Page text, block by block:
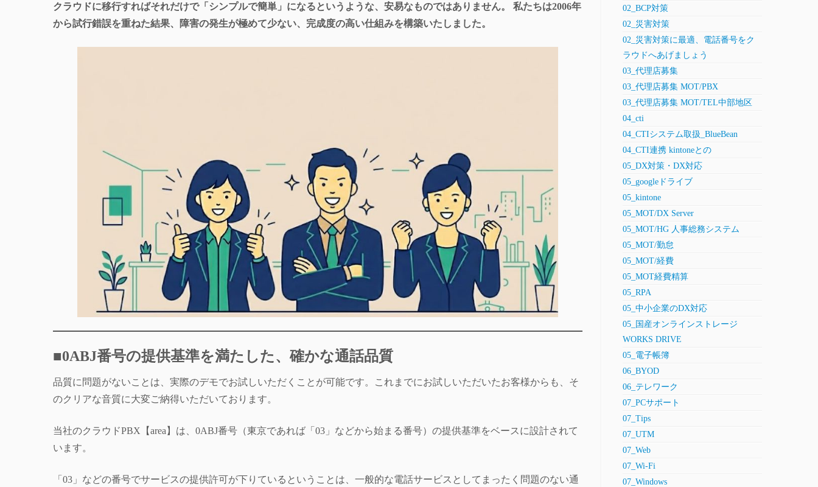
クラウドに移行すればそれだけで「シンプルで簡単」になるというような、安易なものではありません。 私たちは2006年
から試行錯誤を重ねた結果、障害の発生が極めて少ない、完成度の高い仕組みを構築いたしました。
■0ABJ番号の提供基準を満たした、確かな通話品質
品質に問題がないことは、実際のデモでお試しいただくことが可能です。これまでにお試しいただいたお客様からも、そ
のクリアな音質に大変ご納得いただいております。
当社のクラウドPBX【area】は、0ABJ番号（東京であれば「03」などから始まる番号）の提供基準をベースに設計されて
います。
「03」などの番号でサービスの提供許可が下りているということは、一般的な電話サービスとしてまったく問題のない通
02_BCP対策
02_災害対策
02_災害対策に最適、電話番号をク
ラウドへあげましょう
03_代理店募集
03_代理店募集 MOT/PBX
03_代理店募集 MOT/TEL中部地区
04_cti
04_CTIシステム取扱_BlueBean
04_CTI連携 kintoneとの
05_DX対策・DX対応
05_googleドライブ
05_kintone
05_MOT/DX Server
05_MOT/HG 人事総務システム
05_MOT/勤怠
05_MOT/経費
05_MOT経費精算
05_RPA
05_中小企業のDX対応
05_国産オンラインストレージ
WORKS DRIVE
05_電子帳簿
06_BYOD
06_テレワーク
07_PCサポート
07_Tips
07_UTM
07_Web
07_Wi-Fi
07_Windows